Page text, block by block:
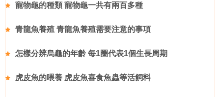
寵物龜的種類 寵物龜一共有兩百多種
青龍魚養殖 青龍魚養殖需要注意的事項
怎樣分辨烏龜的年齡 每1圈代表1個生長周期
虎皮魚的喂養 虎皮魚喜食魚蟲等活飼料